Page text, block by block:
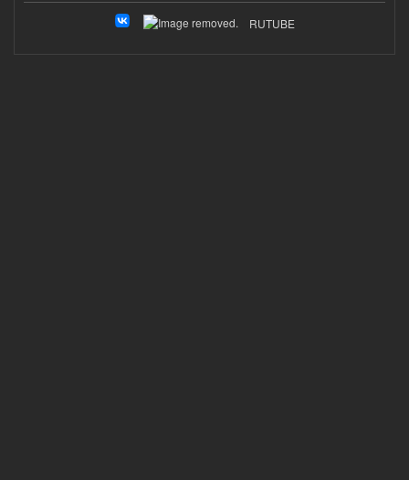
RUTUBE